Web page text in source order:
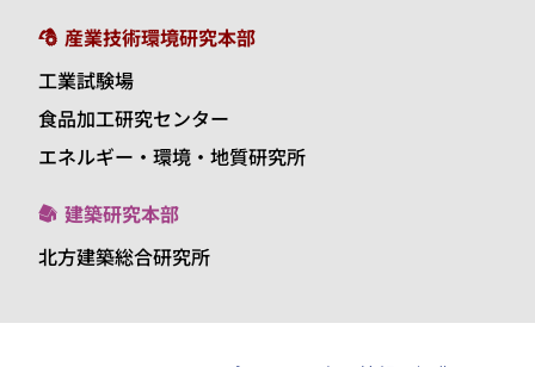
産業技術環境研究本部
工業試験場
食品加工研究センター
エネルギー・環境・地質研究所
建築研究本部
北方建築総合研究所